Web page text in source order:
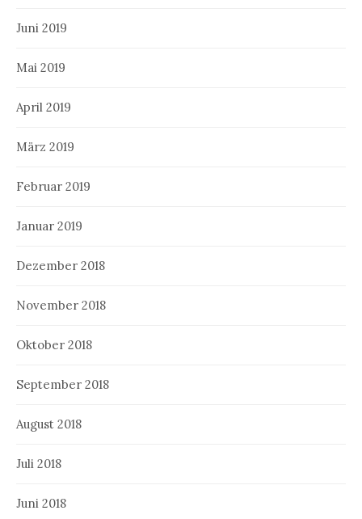
Juni 2019
Mai 2019
April 2019
März 2019
Februar 2019
Januar 2019
Dezember 2018
November 2018
Oktober 2018
September 2018
August 2018
Juli 2018
Juni 2018